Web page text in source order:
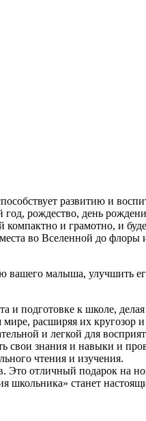
развитию и
рождество, день
и грамотно, и
во Вселенной до
вашего малыша, улучшить
и подготовке к школе,
расширяя их кругозор и
и легкой для
знания и навыки и
чтения и изучения.
отличный подарок на
станет